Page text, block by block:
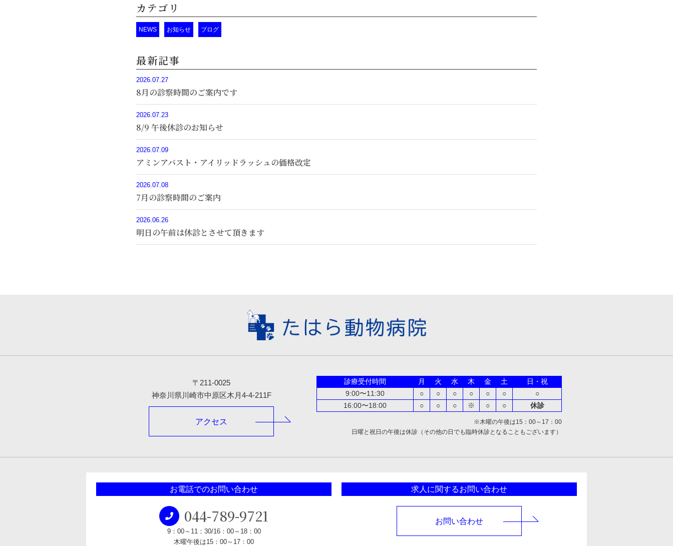
カテゴリ
NEWS お知らせ ブログ
最新記事
2026.07.27
8月の診察時間のご案内です
2026.07.23
8/9 午後休診のお知らせ
2026.07.09
アミンアバスト・アイリッドラッシュの価格改定
2026.07.08
7月の診察時間のご案内
2026.06.26
明日の午前は休診とさせて頂きます
〒211-0025
神奈川県川崎市中原区木月4-4-211F
アクセス
診療受付時間 月 火 水 木 金 土
日・祝
9:00〜11:30
○ ○ ○ ○ ○ ○
○
16:00〜18:00
○ ○ ○ ※ ○ ○ 休診
※木曜の午後は15：00～17：00
日曜と祝日の午後は休診（その他の日でも臨時休診となることもございます）
お電話でのお問い合わせ
044-789-9721
9：00～11：30/16：00～18：00
木曜午後は15：00～17：00
求人に関するお問い合わせ
お問い合わせ